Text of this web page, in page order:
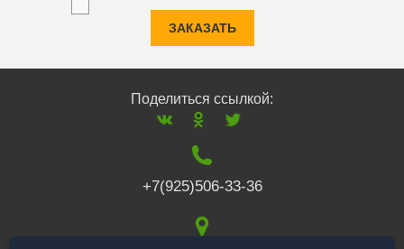
ЗАКАЗАТЬ
Поделиться ссылкой:
+7(925)506-33-36